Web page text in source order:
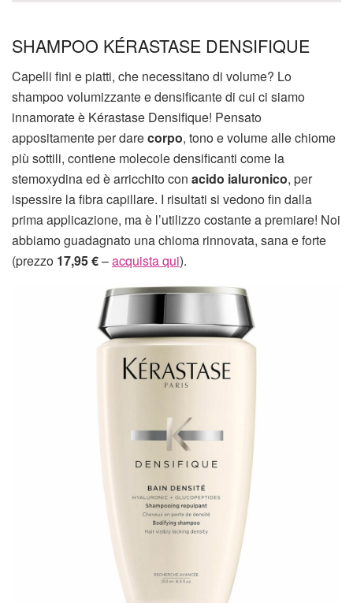
SHAMPOO KÉRASTASE DENSIFIQUE
Capelli fini e piatti, che necessitano di volume? Lo
shampoo volumizzante e densificante di cui ci siamo
innamorate è Kérastase Densifique! Pensato
appositamente per darecorpo, tono e volume alle chiome
più sottili, contiene molecole densificanti come la
stemoxydina ed è arricchito con acido ialuronico, per
ispessire la fibra capillare. I risultati si vedono fin dalla
prima applicazione, ma è l’utilizzo costante a premiare! Noi
abbiamo guadagnato una chioma rinnovata, sana e forte
(prezzo 17,95€–acquista qui).